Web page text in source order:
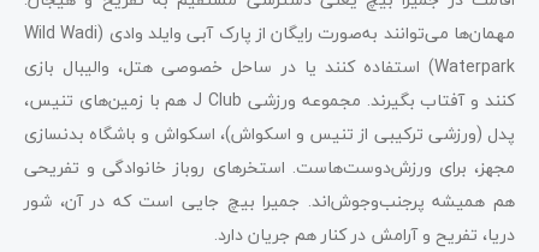
مهمان‌ها می‌توانند به‌صورت رایگان از پارک آبی وایلد وادی (Wild Wadi
Waterpark) استفاده کنند یا در ساحل خصوصی هتل، والیبال بازی
کنند و آفتاب بگیرند. مجموعه ورزشی J Club هم با زمین‌های تنیس،
پدل (ورزشی ترکیبی از تنیس و اسکواش)، اسکواش و باشگاه بدنسازی
مجهز، برای ورزش‌دوست‌هاست. استخرهای روباز خانوادگی و تفریحی
هم همیشه پرجنب‌وجوش‌اند. جمیرا بیچ جایی است که در آن، شور
دریا، تفریح و آرامش در کنار هم جریان دارد.